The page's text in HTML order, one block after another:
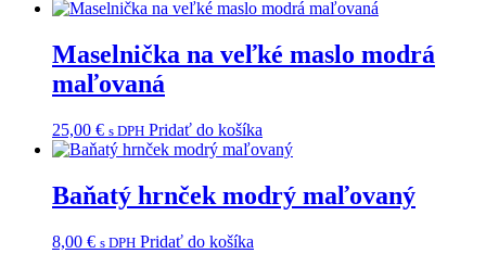
Maselnička na veľké maslo modrá
maľovaná
25,00 € s DPH Pridať do košíka
Baňatý hrnček modrý maľovaný
8,00 € s DPH Pridať do košíka